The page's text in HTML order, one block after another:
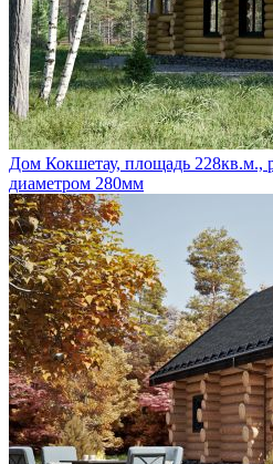
Дом Кокшетау, площадь 228кв.м.,
диаметром 280мм